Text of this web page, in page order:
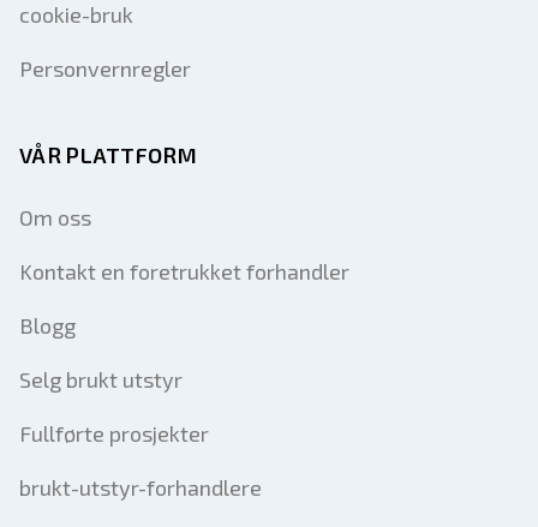
cookie-bruk
Personvernregler
VÅR PLATTFORM
Om oss
Kontakt en foretrukket forhandler
Blogg
Selg brukt utstyr
Fullførte prosjekter
brukt-utstyr-forhandlere